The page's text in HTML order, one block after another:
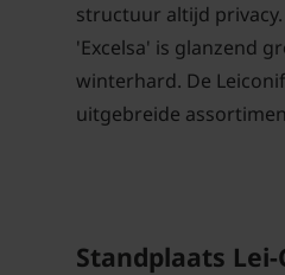
structuur altijd
'Excelsa' is glanzend
winterhard. De
uitgebreide
Standplaats